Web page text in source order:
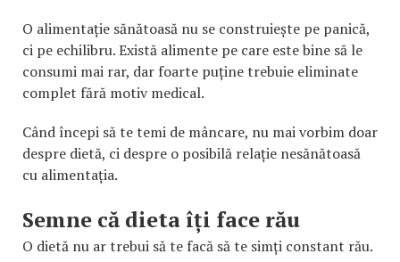
O alimentație sănătoasă nu se construiește pe panică,
ci pe echilibru. Există alimente pe care este bine să le
consumi mai rar, dar foarte puține trebuie eliminate
complet fără motiv medical.
Când începi să te temi de mâncare, nu mai vorbim doar
despre dietă, ci despre o posibilă relație nesănătoasă
cu alimentația.
Semne că dieta îți face rău
O dietă nu ar trebui să te facă să te simți constant rău.